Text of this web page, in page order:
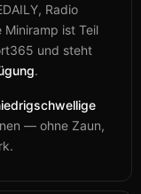
Radio
Miniramp ist Teil
und steht
.
— ohne Zaun,